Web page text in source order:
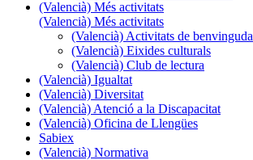
(Valencià) Més activitats
(Valencià) Més activitats
(Valencià) Activitats de benvinguda
(Valencià) Eixides culturals
(Valencià) Club de lectura
(Valencià) Igualtat
(Valencià) Diversitat
(Valencià) Atenció a la Discapacitat
(Valencià) Oficina de Llengües
Sabiex
(Valencià) Normativa